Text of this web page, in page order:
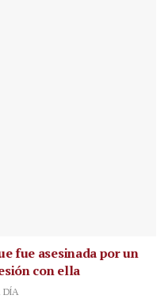
fue asesinada por un
con ella
DÍA